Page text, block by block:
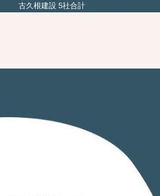
古久根建設 5社合計